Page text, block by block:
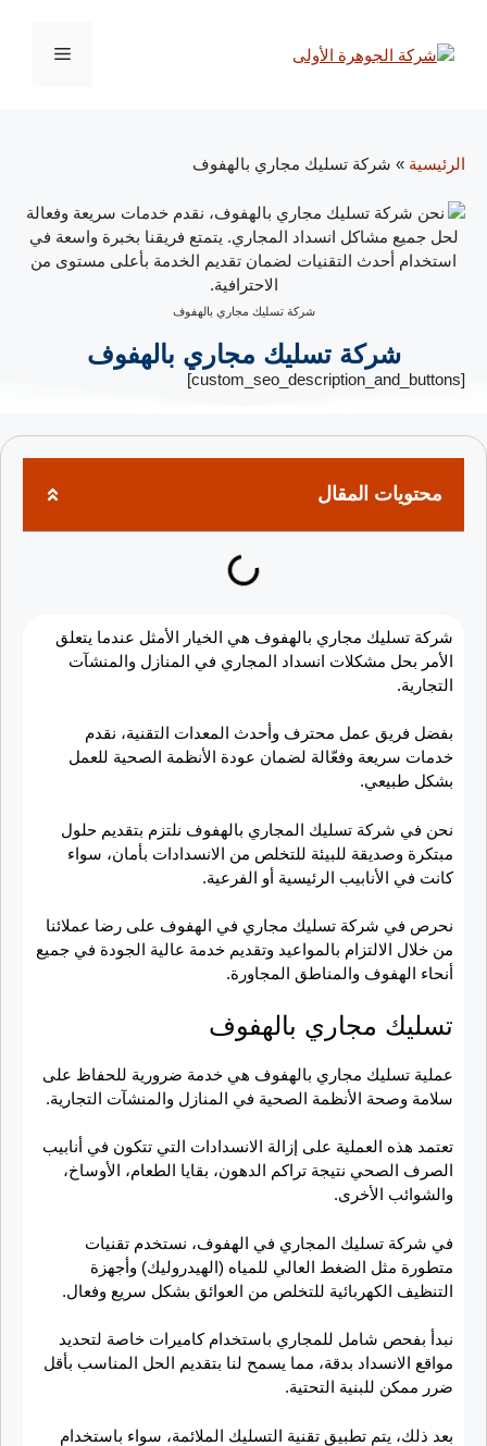
شركة تسليك مجاري بالهفوف
[custom_seo_description_and_buttons]
الرئيسية » شركة تسليك مجاري بالهفوف
شركة تسليك مجاري بالهفوف
محتويات المقال
شركة تسليك مجاري بالهفوف هي الخيار الأمثل عندما يتعلق
الأمر بحل مشكلات انسداد المجاري في المنازل والمنشآت
التجارية.
بفضل فريق عمل محترف وأحدث المعدات التقنية، نقدم
خدمات سريعة وفعّالة لضمان عودة الأنظمة الصحية للعمل
بشكل طبيعي.
نحن في شركة تسليك المجاري بالهفوف نلتزم بتقديم حلول
مبتكرة وصديقة للبيئة للتخلص من الانسدادات بأمان، سواء
كانت في الأنابيب الرئيسية أو الفرعية.
نحرص في شركة تسليك مجاري في الهفوف على رضا عملائنا
من خلال الالتزام بالمواعيد وتقديم خدمة عالية الجودة في جميع
أنحاء الهفوف والمناطق المجاورة.
تسليك مجاري بالهفوف
عملية تسليك مجاري بالهفوف هي خدمة ضرورية للحفاظ على
سلامة وصحة الأنظمة الصحية في المنازل والمنشآت التجارية.
تعتمد هذه العملية على إزالة الانسدادات التي تتكون في أنابيب
الصرف الصحي نتيجة تراكم الدهون، بقايا الطعام، الأوساخ،
والشوائب الأخرى.
في شركة تسليك المجاري في الهفوف، نستخدم تقنيات
متطورة مثل الضغط العالي للمياه (الهيدروليك) وأجهزة
التنظيف الكهربائية للتخلص من العوائق بشكل سريع وفعال.
نبدأ بفحص شامل للمجاري باستخدام كاميرات خاصة لتحديد
مواقع الانسداد بدقة، مما يسمح لنا بتقديم الحل المناسب بأقل
ضرر ممكن للبنية التحتية.
بعد ذلك، يتم تطبيق تقنية التسليك الملائمة، سواء باستخدام